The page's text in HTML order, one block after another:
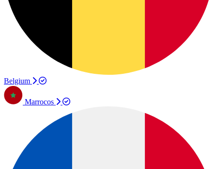
Belgium
Marrocos